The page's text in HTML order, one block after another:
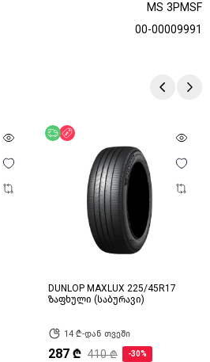
MS 3PMSF
00-00009991
უფასო მიწოდება
DUNLOP MAXLUX 225/45R17
ზაფხული (საბურავი)
14 ₾-დან თვეში
287 ₾ 410 ₾ -30%